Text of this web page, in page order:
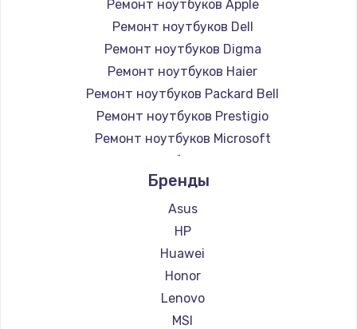
Ремонт ноутбуков Apple
Ремонт ноутбуков Dell
Ремонт ноутбуков Digma
Ремонт ноутбуков Haier
Ремонт ноутбуков Packard Bell
Ремонт ноутбуков Prestigio
Ремонт ноутбуков Microsoft
Ремонт ноутбуков Alienware
Ремонт ноутбуков Aquarius
Ремонт ноутбуков Gigabyte
Ремонт ноутбуков Aorus
Ремонт ноутбуков Maibenben
Ремонт ноутбуков Getac
Ремонт ноутбуков Epson
Ремонт ноутбуков Philips
Бренды
Asus
HP
Huawei
Honor
Lenovo
MSI